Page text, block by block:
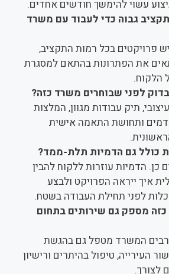
עשוי להימשך חודשים אחדים.
גבוה כדי לעבוד עם משרד
פרויקטים בכל רמות התקציב,
את הפתרונות בהתאם למסגרת
הלקוח.
לפני שבוחרים משרד כזה?
עיצובי, תיק עבודות מגוון, המלצות
ותחושת התאמה אישית
כולל גם הדמיות תלת-ממד?
כן. הדמיות עוזרות ללקוח להבין
איך ייראה הפרויקט ולבצע
לפני תחילת העבודה בשטח.
מספק גם שירותים בתחום
רבים המשרד מטפל גם בהגשת
העירייה, טיפול בהיתרים ורישיון
לצורך.